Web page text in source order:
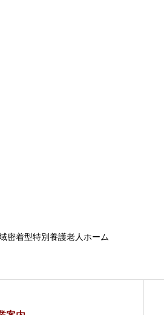
密着型特別養護老人ホーム